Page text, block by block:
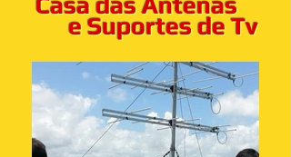
e Suportes de Tv